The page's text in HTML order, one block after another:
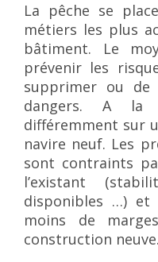
La pêche se
métiers les plus
bâtiment. Le
prévenir les
supprimer ou de
dangers. A
différemment sur
navire neuf. Les
sont contraints
l’existant
disponibles …) et
moins de
construction neuve.